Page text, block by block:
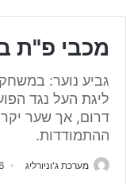
מכבי פ"ת
גביע נוער:
ליגת העל נגד
דרום, אך שער
ההתמודדות.
מערכת ג'וניורליג 6